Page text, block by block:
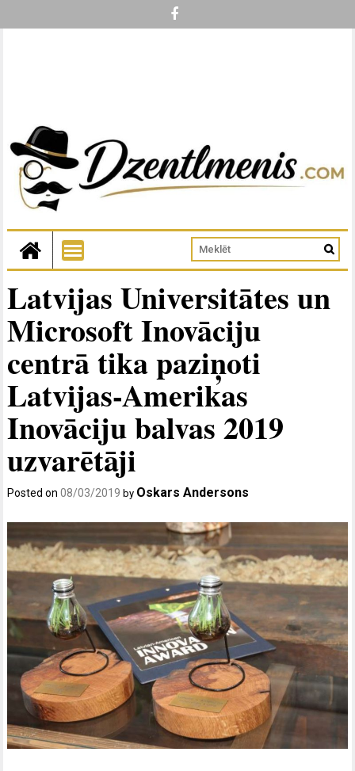
Latvijas Universitātes un
Microsoft Inovāciju
centrā tika paziņoti
Latvijas-Amerikas
Inovāciju balvas 2019
uzvarētāji
Posted on08/03/2019 by Oskars Andersons